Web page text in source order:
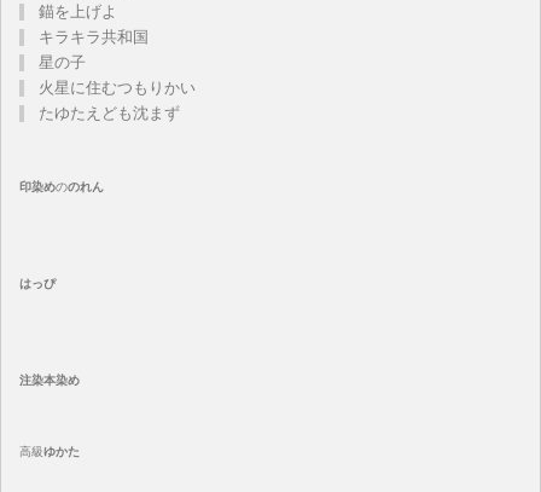
錨を上げよ
キラキラ共和国
星の子
火星に住むつもりかい
たゆたえども沈まず
印染めののれん
はっぴ
注染本染め
高級ゆかた